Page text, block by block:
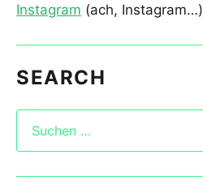
Instagram (ach, Instagram…)
SEARCH